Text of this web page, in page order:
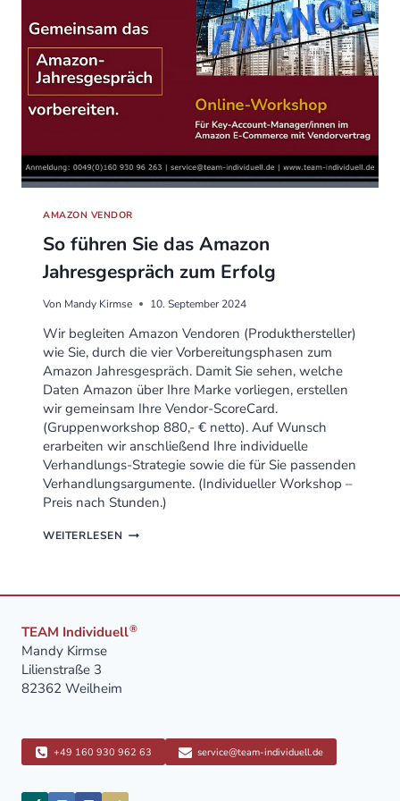
AMAZON VENDOR
So führen Sie das Amazon
Jahresgespräch zum Erfolg
Von Mandy Kirmse 10. September 2024
Wir begleiten Amazon Vendoren (Produkthersteller)
wie Sie, durch die vier Vorbereitungsphasen zum
Amazon Jahresgespräch. Damit Sie sehen, welche
Daten Amazon über Ihre Marke vorliegen, erstellen
wir gemeinsam Ihre Vendor-ScoreCard.
(Gruppenworkshop 880,- € netto). Auf Wunsch
erarbeiten wir anschließend Ihre individuelle
Verhandlungs-Strategie sowie die für Sie passenden
Verhandlungsargumente. (Individueller Workshop –
Preis nach Stunden.)
WEITERLESEN SO
ERFOLG
TEAM Individuell®
Mandy Kirmse
Lilienstraße 3
82362 Weilheim
+49 160 930 962 63 service@team-individuell.de